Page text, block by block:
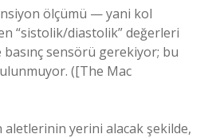
ölçümü — yani kol
“sistolik/diastolik” değerleri
sensörü gerekiyor; bu
([The Mac
aletlerinin yerini alacak şekilde,